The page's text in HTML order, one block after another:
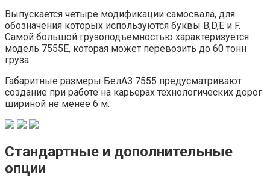
Выпускается четыре модификации самосвала, для
обозначения которых используются буквы B,D,E и F.
Самой большой грузоподъемностью характеризуется
модель 7555Е, которая может перевозить до 60 тонн
груза.
Габаритные размеры БелАЗ 7555 предусматривают
создание при работе на карьерах технологических дорог
шириной не менее 6 м.
Стандартные и дополнительные
опции